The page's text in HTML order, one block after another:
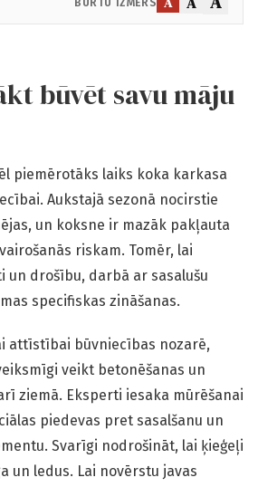
būvēt savu māju
piemērotāks laiks koka karkasa
Aukstajā sezonā nocirstie
un koksne ir mazāk pakļauta
riskam. Tomēr, lai
un drošību, darbā ar sasalušu
specifiskas zināšanas.
attīstībai būvniecības nozarē,
veikt betonēšanas un
ziemā. Eksperti iesaka mūrēšanai
piedevas pret sasalšanu un
Svarīgi nodrošināt, lai ķieģeļi
un ledus. Lai novērstu javas